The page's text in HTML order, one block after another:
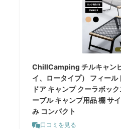
ChillCamping チルキャン
イ、ロータイプ） フィール
ドア キャンプ クーラボッ
ーブル キャンプ用品 棚 サ
み コンパクト
口コミを見る